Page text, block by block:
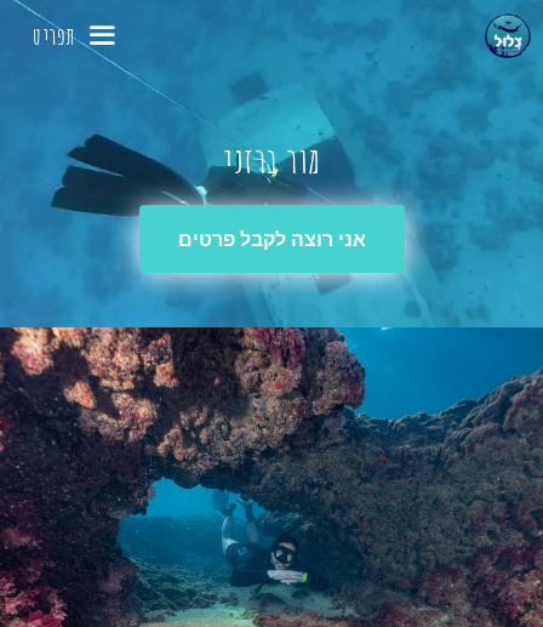
לדלג
לתוכן
תפריט
מור ברזני
אני רוצה לקבל פרטים